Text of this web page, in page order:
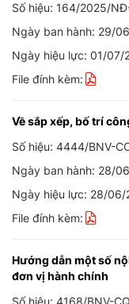
Số hiệu: 164/2025/
Ngày ban hành: 29/
Ngày hiệu lực: 01/07/
File đính kèm:
Về sắp xếp, bố trí
Số hiệu: 4444/BNV-
Ngày ban hành: 28/
Ngày hiệu lực: 28/06/
File đính kèm:
Hướng dẫn một số
đơn vị hành chính
Số hiệu: 4168/BNV-